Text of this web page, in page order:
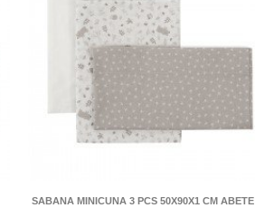
SABANA MINICUNA 3 PCS 50X90X1 CM ABETE